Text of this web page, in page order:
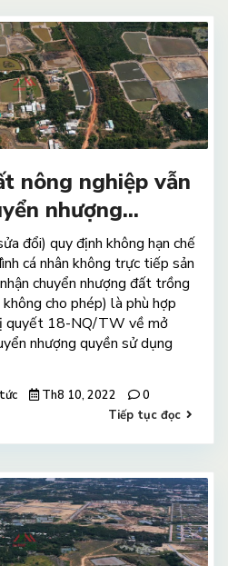
nông nghiệp vẫn
nhượng...
đổi) quy định không hạn chế
cá nhân không trực tiếp sản
chuyển nhượng đất trồng
cho phép) là phù hợp
quyết 18-NQ/TW về mở
nhượng quyền sử dụng
Th8 10, 2022
0
Tiếp tục đọc